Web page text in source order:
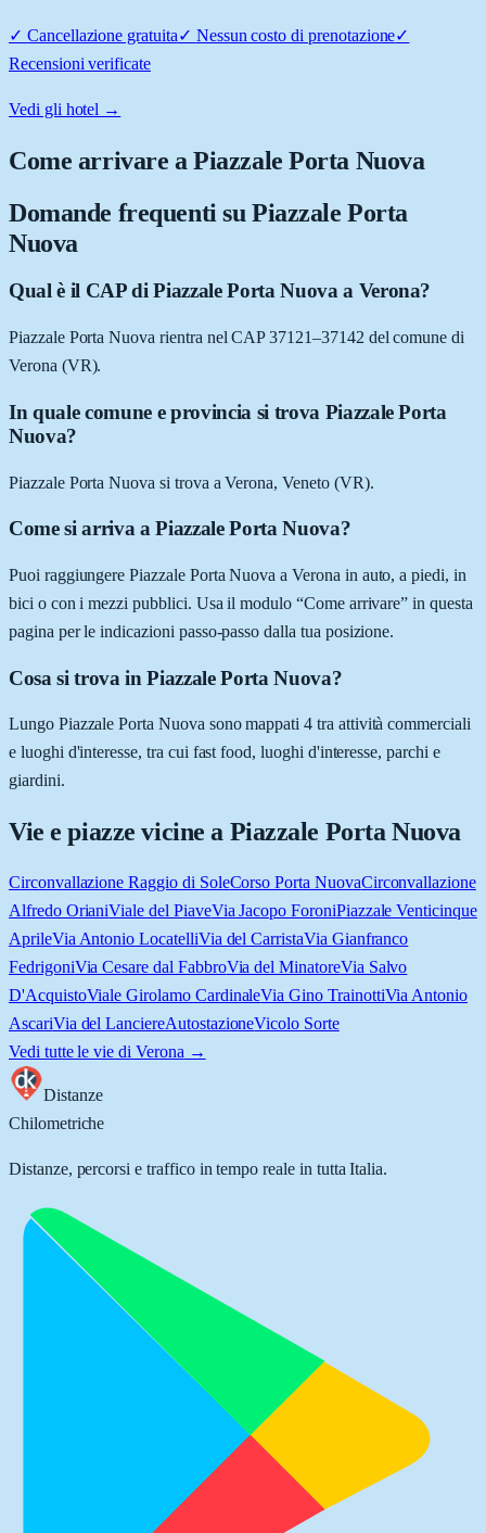
✓ Cancellazione gratuita✓ Nessun costo di prenotazione✓
Recensioni verificate
Vedi gli hotel →
Come arrivare aPiazzale Porta Nuova
Domande frequenti su Piazzale Porta
Nuova
Qual è il CAP di Piazzale Porta Nuova a Verona?
Piazzale Porta Nuova rientra nel CAP 37121–37142 del comune di
Verona (VR).
In quale comune e provincia si trova Piazzale Porta
Nuova?
Piazzale Porta Nuova si trova a Verona, Veneto (VR).
Come si arriva a Piazzale Porta Nuova?
Puoi raggiungere Piazzale Porta Nuova a Verona in auto, a piedi, in
bici o con i mezzi pubblici. Usa il modulo “Come arrivare” in questa
pagina per le indicazioni passo-passo dalla tua posizione.
Cosa si trova in Piazzale Porta Nuova?
Lungo Piazzale Porta Nuova sono mappati 4 tra attività commerciali
e luoghi d'interesse, tra cui fast food, luoghi d'interesse, parchi e
giardini.
Vie e piazze vicine a Piazzale Porta Nuova
Circonvallazione Raggio di SoleCorso Porta NuovaCirconvallazione
Alfredo OrianiViale del PiaveVia Jacopo ForoniPiazzale Venticinque
AprileVia Antonio LocatelliVia del CarristaVia Gianfranco
FedrigoniVia Cesare dal FabbroVia del MinatoreVia Salvo
D'AcquistoViale Girolamo CardinaleVia Gino TrainottiVia Antonio
AscariVia del LanciereAutostazioneVicolo Sorte
Vedi tutte le vie di Verona →
Distanze
Chilometriche
Distanze, percorsi e traffico in tempo reale in tutta Italia.